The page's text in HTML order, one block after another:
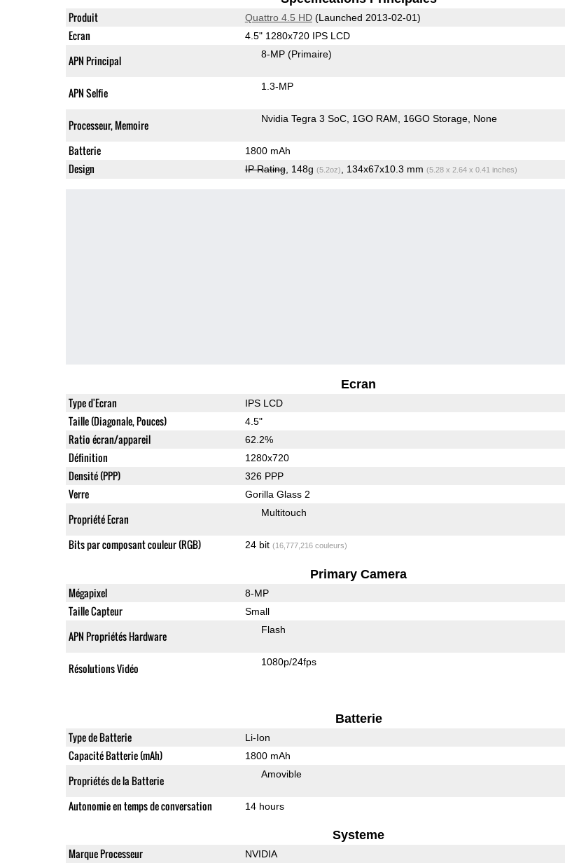
Produit Quattro 4.5 HD(Launched 2013-02-01)
Ecran 4.5" 1280x720 IPS LCD
APN Principal 8-MP (Primaire)
APN Selfie 1.3-MP
Processeur, Memoire Nvidia Tegra 3 SoC 1GO RAM 16GO Storage None
Batterie 1800 mAh
Design IP Rating, 148g (5.2oz) , 134x67x10.3 mm (5.28 x 2.64 x 0.41 inches)
Ecran
Type d'Ecran IPS LCD
Taille (Diagonale, Pouces) 4.5"
Ratio écran/appareil 62.2%
Définition 1280x720
Densité (PPP) 326 PPP
Verre Gorilla Glass 2
Propriété Ecran Multitouch
Bits par composant couleur (RGB) 24 bit (16,777,216 couleurs)
Primary Camera
Mégapixel 8-MP
Taille Capteur Small
APN Propriétés Hardware Flash
Résolutions Vidéo 1080p/24fps
Batterie
Type de Batterie Li-Ion
Capacité Batterie (mAh) 1800 mAh
Propriétés de la Batterie Amovible
Autonomie en temps de conversation 14 hours
Systeme
Marque Processeur NVIDIA